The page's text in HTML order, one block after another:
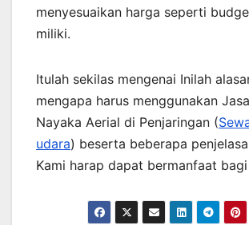
menyesuaikan harga seperti
miliki.
Itulah sekilas mengenai Inilah
mengapa harus menggunakan
Nayaka Aerial di Penjaringan (
udara) beserta beberapa
Kami harap dapat bermanfaat